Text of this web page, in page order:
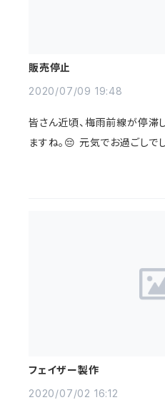
販売停止
2020/07/09 19:48
皆さん近頃、梅雨前線が停滞
ますね。😔 元気でお過ごしで
を作ろうと思い、RISING
フェイザー製作
2020/07/02 16:12